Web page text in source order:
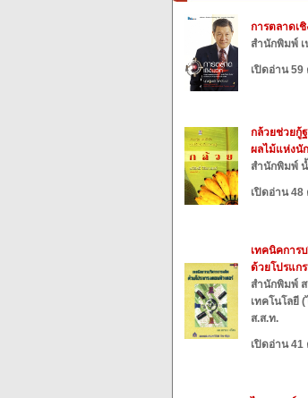
การตลาดเ
สำนักพิมพ์
เปิดอ่าน 59
กล้วยช่วยกู้ฐ
ผลไม้แห่งนั
สำนักพิมพ์
เปิดอ่าน 48
เทคนิคการ
ด้วยโปรแก
สำนักพิมพ์
เทคโนโลยี
ส.ส.ท.
เปิดอ่าน 41